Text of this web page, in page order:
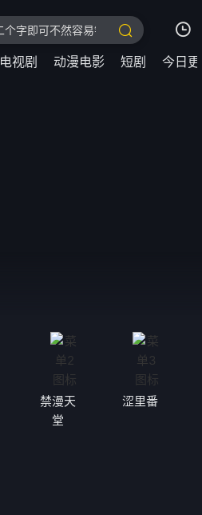
电视剧 动漫电影 短剧 今日
我的观影记录
禁漫天
堂
涩里番